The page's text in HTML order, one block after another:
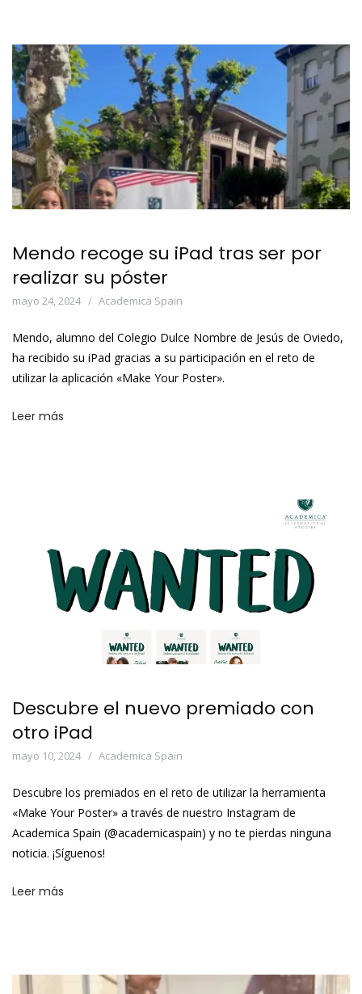
Mendo recoge su iPad tras ser por
realizar su póster
mayo 24, 2024 Academica Spain
Mendo, alumno del Colegio Dulce Nombre de Jesús de Oviedo,
ha recibido su iPad gracias a su participación en el reto de
utilizar la aplicación «Make Your Poster».
Leer más
Descubre el nuevo premiado con
otro iPad
mayo 10, 2024 Academica Spain
Descubre los premiados en el reto de utilizar la herramienta
«Make Your Poster» a través de nuestro Instagram de
Academica Spain (@academicaspain) y no te pierdas ninguna
noticia. ¡Síguenos!
Leer más